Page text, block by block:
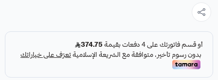
مصممة خصيصاً لسيارات النترا موديلات 2021-2025.
مميزات المنتج: